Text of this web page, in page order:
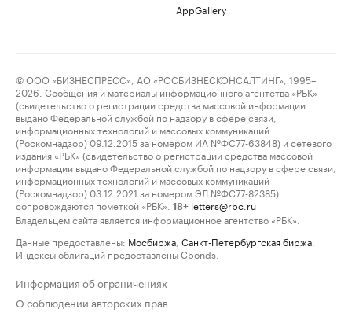
AppGallery
© ООО «БИЗНЕСПРЕСС», АО «РОСБИЗНЕСКОНСАЛТИНГ», 1995–
2026. Сообщения и материалы информационного агентства «РБК»
(свидетельство о регистрации средства массовой информации
выдано Федеральной службой по надзору в сфере связи,
информационных технологий и массовых коммуникаций
(Роскомнадзор) 09.12.2015 за номером ИА №ФС77-63848) и сетевого
издания «РБК» (свидетельство о регистрации средства массовой
информации выдано Федеральной службой по надзору в сфере связи,
информационных технологий и массовых коммуникаций
(Роскомнадзор) 03.12.2021 за номером ЭЛ №ФС77-82385)
сопровождаются пометкой «РБК».
18+ letters@rbc.ru
Владельцем сайта является информационное агентство «РБК».
Данные предоставлены: Мосбиржа Санкт-Петербургская биржа
Индексы облигаций предоставлены Cbonds.
Информация об ограничениях
О соблюдении авторских прав